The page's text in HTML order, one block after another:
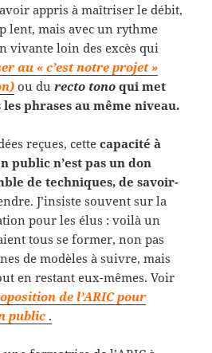
avoir appris à maîtriser le débit,
lent, mais avec un rythme
vivante loin des excès qui
au « c’est notre projet »
ou durecto tono qui met
phrases au même niveau.
reçues, cettecapacité à
public n’est pas un don
de techniques, de savoir-
J’insiste souvent sur la
pour les élus : voilà un
tous se former, non pas
de modèles à suivre, mais
en restant eux-mêmes. Voir
de l’ARIC pour
public .